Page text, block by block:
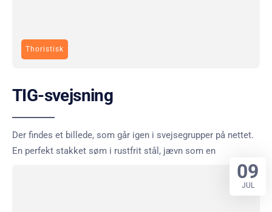
Thoristisk
TIG-svejsning
Der findes et billede, som går igen i svejsegrupper på nettet.
En perfekt stakket søm i rustfrit stål, jævn som en
09
JUL